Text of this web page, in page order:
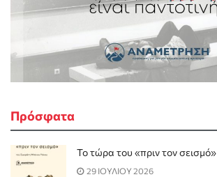
Πρόσφατα
Το τώρα του «πριν τον σεισμό»
29 ΙΟΥΛΙΟΥ 2026